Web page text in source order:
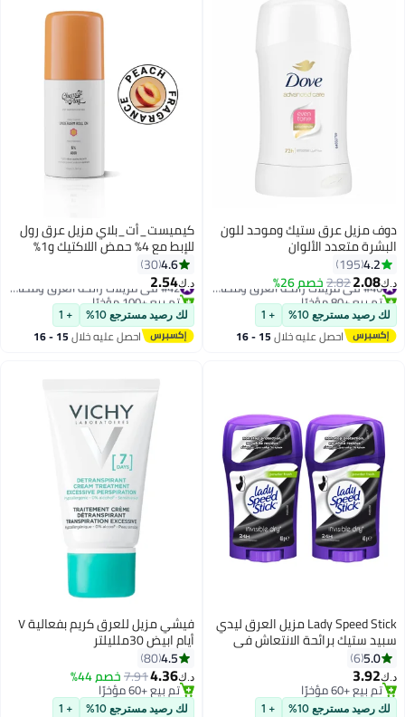
دوف مزيل عرق ستيك وموحد للون
البشرة متعدد الألوان
4.2
195
د.ك‏2.08
2.82خصم 26%
تم بيع +80 مؤخرًا
لك رصيد مسترجع 10% + 1
احصل عليه خلال 15 - 16
كيميست_أت_بلاي مزيل عرق رول
للإبط مع 4% حمض اللاكتيك و1%
حمض الماندليك، يمنع الرائحة،
يساعد على تبييض البشرة وتفتيحها،
يقتل البكتيريا ويقشرها، برائحة الخوخ
تدوم طويلاً، خالٍ من الكحول
والألمنيوم، 40 مل
4.6
30
د.ك‏2.54
تم بيع +100 مؤخرًا
لك رصيد مسترجع 10% + 1
احصل عليه خلال 15 - 16
Lady Speed Stick مزيل العرق ليدي
سبيد ستيك برائحة الانتعاش في
الحمام - عبوة من 2
5.0
6
د.ك‏3.92
تم بيع +60 مؤخرًا
تم بيع +60 مؤخرًا
لك رصيد مسترجع 10% + 1
فيشي مزيل للعرق كريم بفعالية ٧
أيام ابيض 30ملليلتر
4.5
80
د.ك‏4.36
7.91خصم 44%
تم بيع +60 مؤخرًا
تم بيع +60 مؤخرًا
لك رصيد مسترجع 10% + 1